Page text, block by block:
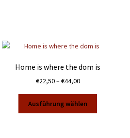
Home is where the dom is
€22,50– €44,00Preisspanne:
bis
€44,00
Ausführung wählen